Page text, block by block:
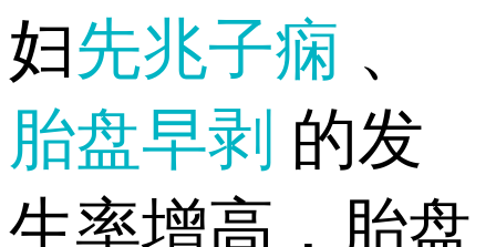
妇先兆子痫 、
胎盘早剥 的发
生率增高，胎盘